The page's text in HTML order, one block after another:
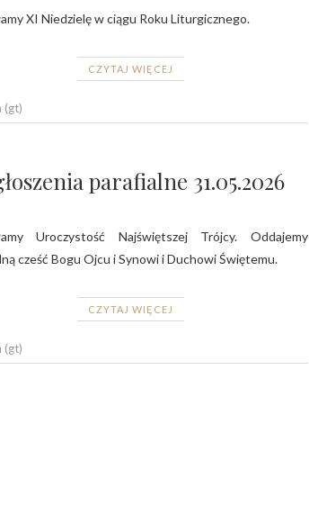
XI Niedzielę w ciągu Roku Liturgicznego.
CZYTAJ WIĘCEJ
(gt)
parafialne 31.05.2026
Uroczystość Najświętszej Trójcy. Oddajemy
cześć Bogu Ojcu i Synowi i Duchowi Świętemu.
CZYTAJ WIĘCEJ
(gt)